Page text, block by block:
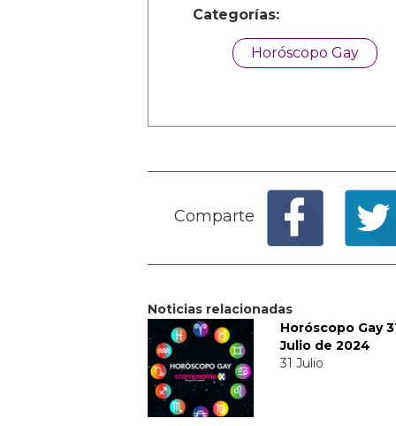
Categorías:
Horóscopo Gay
Comparte
Noticias relacionadas
Horóscopo Gay
Julio de 2024
31 Julio